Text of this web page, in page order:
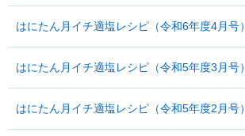
はにたん月イチ適塩レシピ（令和6年度4月号）
はにたん月イチ適塩レシピ（令和5年度3月号）
はにたん月イチ適塩レシピ（令和5年度2月号）